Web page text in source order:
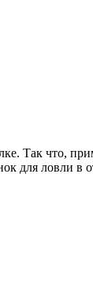
Так что,
для ловли в